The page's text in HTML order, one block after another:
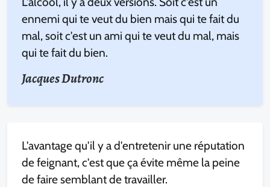
ennemi qui te veut du bien mais qui te fait du
mal, soit c'est un ami qui te veut du mal, mais
qui te fait du bien.
Jacques Dutronc
L'avantage qu'il y a d'entretenir une réputation
de feignant, c'est que ça évite même la peine
de faire semblant de travailler.